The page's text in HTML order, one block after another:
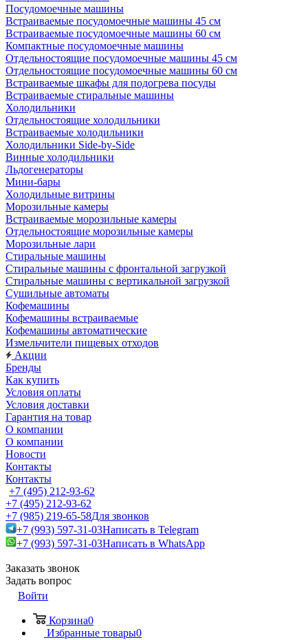
Посудомоечные машины
Встраиваемые посудомоечные машины 45 см
Встраиваемые посудомоечные машины 60 см
Компактные посудомоечные машины
Отдельностоящие посудомоечные машины 45 см
Отдельностоящие посудомоечные машины 60 см
Встраиваемые шкафы для подогрева посуды
Встраиваемые стиральные машины
Холодильники
Отдельностоящие холодильники
Встраиваемые холодильники
Холодильники Side-by-Side
Винные холодильники
Льдогенераторы
Мини-бары
Холодильные витрины
Морозильные камеры
Встраиваемые морозильные камеры
Отдельностоящие морозильные камеры
Морозильные лари
Стиральные машины
Стиральные машины с фронтальной загрузкой
Стиральные машины с вертикальной загрузкой
Сушильные автоматы
Кофемашины
Кофемашины встраиваемые
Кофемашины автоматические
Измельчители пищевых отходов
Акции
Бренды
Как купить
Условия оплаты
Условия доставки
Гарантия на товар
О компании
О компании
Новости
Контакты
Контакты
+7 (495) 212-93-62
+7 (495) 212-93-62
+7 (985) 219-65-58Для звонков
+7 (993) 597-31-03Написать в Telegram
+7 (993) 597-31-03Написать в WhatsApp
Заказать звонок
Задать вопрос
Войти
Корзина0
Избранные товары0